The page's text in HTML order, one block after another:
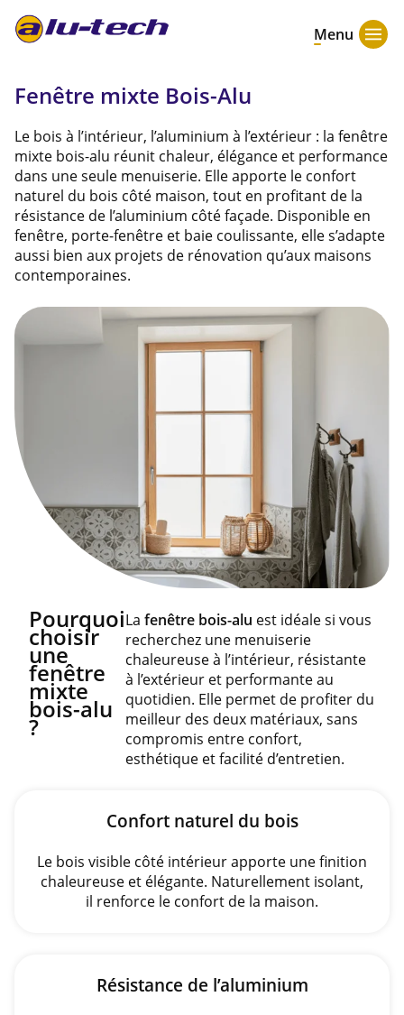
Menu
Fenêtre mixte Bois-Alu
Le bois à l’intérieur, l’aluminium à l’extérieur : la fenêtre
mixte bois-alu réunit chaleur, élégance et performance
dans une seule menuiserie. Elle apporte le confort
naturel du bois côté maison, tout en profitant de la
résistance de l’aluminium côté façade. Disponible en
fenêtre, porte-fenêtre et baie coulissante, elle s’adapte
aussi bien aux projets de rénovation qu’aux maisons
contemporaines.
Pourquoi
choisir
une
fenêtre
mixte
bois-alu
?
La fenêtre bois-alu est idéale si vous
recherchez une menuiserie
chaleureuse à l’intérieur, résistante
à l’extérieur et performante au
quotidien. Elle permet de profiter du
meilleur des deux matériaux, sans
compromis entre confort,
esthétique et facilité d’entretien.
Confort naturel du bois
Le bois visible côté intérieur apporte une finition
chaleureuse et élégante. Naturellement isolant,
il renforce le confort de la maison.
Résistance de l’aluminium